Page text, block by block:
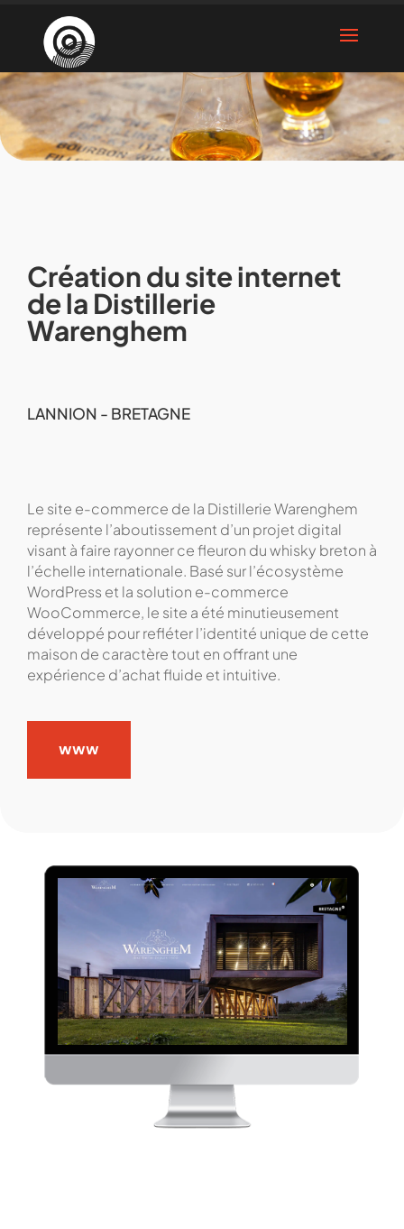
Création du site internet
de la Distillerie
Warenghem
LANNION - BRETAGNE
Le site e-commerce de la Distillerie Warenghem
représente l’aboutissement d’un projet digital
visant à faire rayonner ce fleuron du whisky breton à
l’échelle internationale. Basé sur l’écosystème
WordPress et la solution e-commerce
WooCommerce, le site a été minutieusement
développé pour refléter l’identité unique de cette
maison de caractère tout en offrant une
expérience d’achat fluide et intuitive.
www